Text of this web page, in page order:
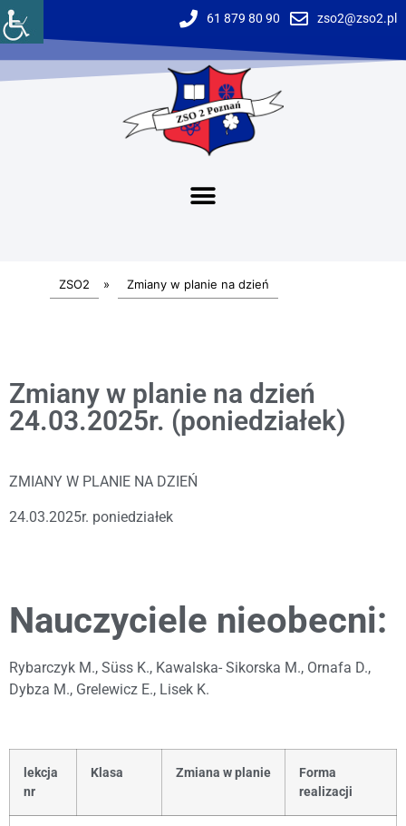
61 879 80 90 zso2@zso2.pl
ZSO2 » Zmiany w planie na dzień
Zmiany w planie na dzień
24.03.2025r. (poniedziałek)
ZMIANY W PLANIE NA DZIEŃ
24.03.2025r. poniedziałek
Nauczyciele nieobecni:
Rybarczyk M., Süss K., Kawalska- Sikorska M., Ornafa D.,
Dybza M., Grelewicz E., Lisek K.
lekcja
nr
Klasa Zmiana w planie
Forma
realizacji